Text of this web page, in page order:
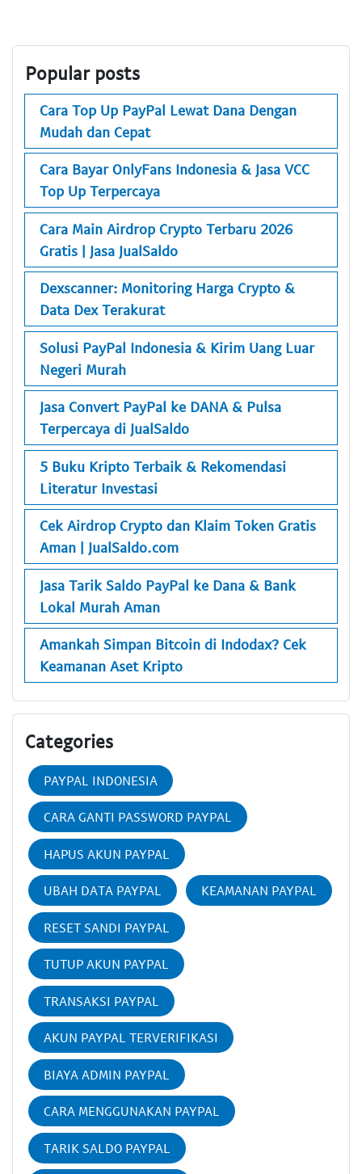
Popular posts
Cara Top Up PayPal Lewat Dana Dengan
Mudah dan Cepat
Cara Bayar OnlyFans Indonesia & Jasa VCC
Top Up Terpercaya
Cara Main Airdrop Crypto Terbaru 2026
Gratis | Jasa JualSaldo
Dexscanner: Monitoring Harga Crypto &
Data Dex Terakurat
Solusi PayPal Indonesia & Kirim Uang Luar
Negeri Murah
Jasa Convert PayPal ke DANA & Pulsa
Terpercaya di JualSaldo
5 Buku Kripto Terbaik & Rekomendasi
Literatur Investasi
Cek Airdrop Crypto dan Klaim Token Gratis
Aman | JualSaldo.com
Jasa Tarik Saldo PayPal ke Dana & Bank
Lokal Murah Aman
Amankah Simpan Bitcoin di Indodax? Cek
Keamanan Aset Kripto
Categories
PAYPAL INDONESIA
CARA GANTI PASSWORD PAYPAL
HAPUS AKUN PAYPAL
UBAH DATA PAYPAL KEAMANAN PAYPAL
RESET SANDI PAYPAL
TUTUP AKUN PAYPAL
TRANSAKSI PAYPAL
AKUN PAYPAL TERVERIFIKASI
BIAYA ADMIN PAYPAL
CARA MENGGUNAKAN PAYPAL
TARIK SALDO PAYPAL